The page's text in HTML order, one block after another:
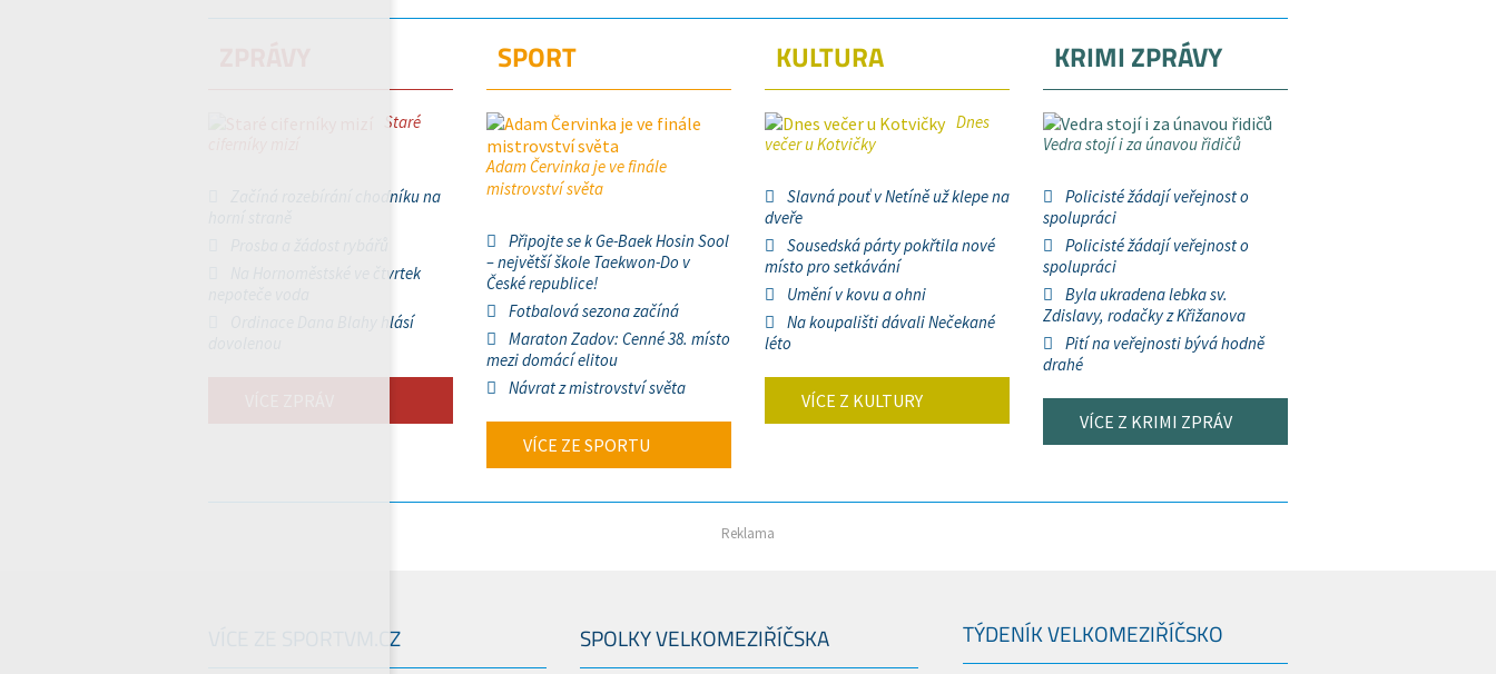
Staré
Začíná rozebírání chodníku na
Na Hornoměstské ve čtvrtek
Ordinace Dana Blahy hlásí
SPORT
Adam Červinka je ve finále
mistrovství světa
Připojte se k Ge-Baek Hosin Sool
– největší škole Taekwon-Do v
České republice!
Fotbalová sezona začíná
Maraton Zadov: Cenné 38. místo
mezi domácí elitou
Návrat z mistrovství světa
VÍCE ZE SPORTU
KULTURA
Dnes
večer u Kotvičky
Slavná pouť v Netíně už klepe na
dveře
Sousedská párty pokřtila nové
místo pro setkávání
Umění v kovu a ohni
Na koupališti dávali Nečekané
léto
VÍCE Z KULTURY
KRIMI ZPRÁVY
Vedra stojí i za únavou řidičů
Policisté žádají veřejnost o
spolupráci
Policisté žádají veřejnost o
spolupráci
Byla ukradena lebka sv.
Zdislavy, rodačky z Křižanova
Pití na veřejnosti bývá hodně
drahé
VÍCE Z KRIMI ZPRÁV
Reklama
VÍCE ZE SPORTVM.CZ SPOLKY VELKOMEZIŘÍČSKA TÝDENÍK VELKOMEZIŘÍČSKO